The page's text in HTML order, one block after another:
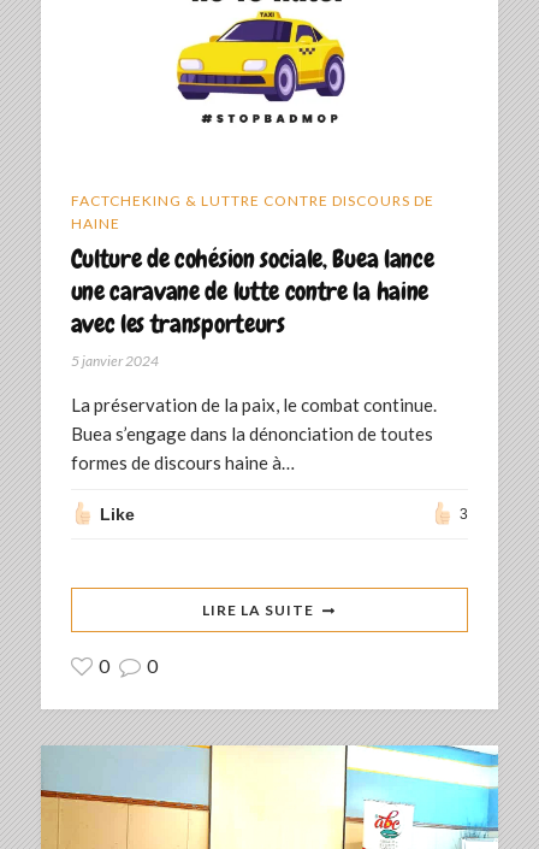
FACTCHEKING & LUTTRE CONTRE DISCOURS DE
HAINE
Culture de cohésion sociale, Buea lance
une caravane de lutte contre la haine
avec les transporteurs
5 janvier 2024
La préservation de la paix, le combat continue.
Buea s’engage dans la dénonciation de toutes
formes de discours haine à…
Like 3
LIRE LA SUITE
0 0